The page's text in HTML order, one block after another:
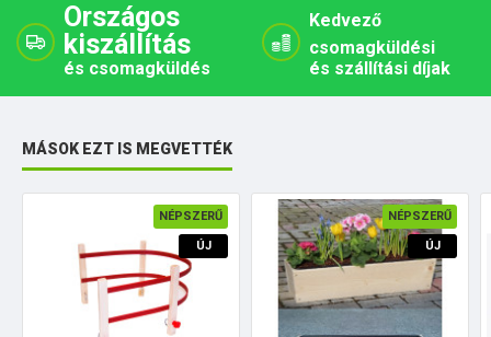
Országos
kiszállítás
és csomagküldés
Kedvező
csomagküldési
és szállítási díjak
MÁSOK EZT IS MEGVETTÉK
NÉPSZERŰ
ÚJ
NÉPSZERŰ
ÚJ